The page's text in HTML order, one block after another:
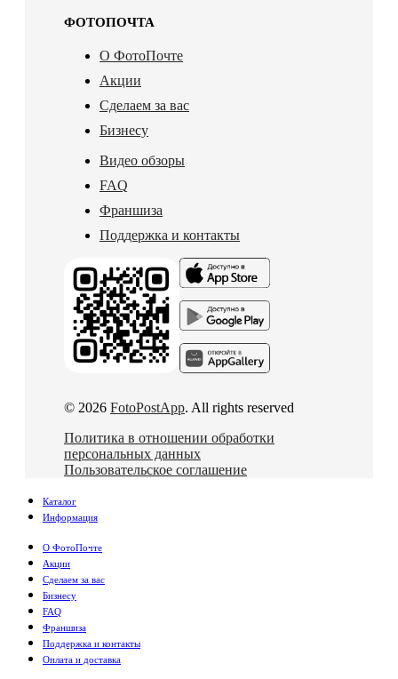
ФОТОПОЧТА
О ФотоПочте
Акции
Сделаем за вас
Бизнесу
Видео обзоры
FAQ
Франшиза
Поддержка и контакты
© 2026 FotoPostApp. All rights reserved
Политика в отношении обработки
персональных данных
Пользовательское соглашение
Каталог
Информация
О ФотоПочте
Акции
Сделаем за вас
Бизнесу
FAQ
Франшиза
Поддержка и контакты
Оплата и доставка